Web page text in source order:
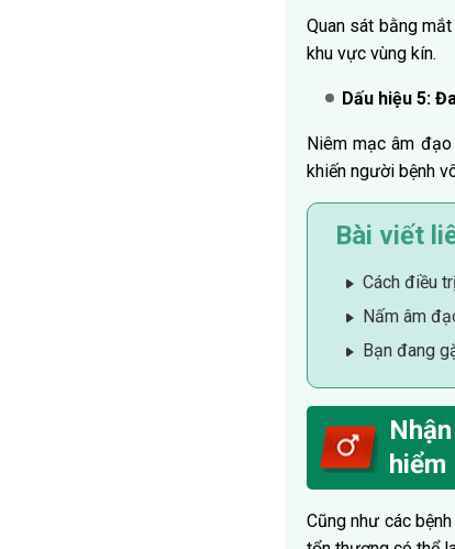
Quan sát bằng
khu vực vùng kín.
Dấu hiệu 5:
Niêm mạc âm
khiến người bệnh
Bài viết
Cách điều
Nấm âm
Bạn đang
hiểm
Cũng như các